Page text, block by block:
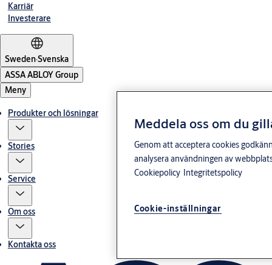
Karriär
Investerare
Sweden·Svenska
ASSA ABLOY Group
Meny
Produkter och lösningar
Stories
Service
Om oss
Kontakta oss
Meddela oss om du
Genom att acceptera cookies
analysera användningen av
Cookiepolicy Integritetspolicy
Cookie-inställningar